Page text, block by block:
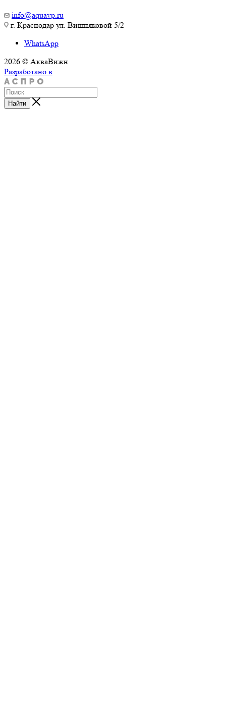
info@aquavp.ru
г. Краснодар ул. Вишняковой 5/2
WhatsApp
2026 © АкваВижн
Разработано в
Найти